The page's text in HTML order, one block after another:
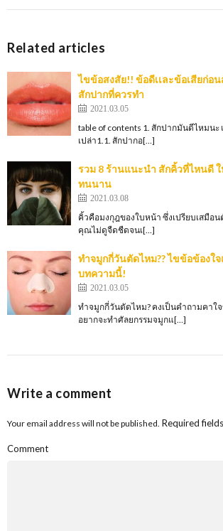
Related articles
ไขข้อสงสัย!! ข้อดีเเละข้อเสียก่อ
สักปากที่ควรทำ
2021.03.05
table of contents 1. สักปากมันดีไหมน
เปล่า1.1. สักปากอ[…]
รวม 8 ร้านแนะนำ สักคิ้วที่ไหนดี
ทนนาน
2021.03.08
คิ้วคือมงกุฎของใบหน้า ซึ่งเปรียบเสมือ
คุณไม่ดูจืดชืดจนเ[…]
ทำจมูกกี่วันตัดไหม?? ไขข้อข้องใ
บทความนี้!
2021.03.05
ทำจมูกกี่วันตัดไหม? คงเป็นคำถามคาใ
อยากจะทำศัลยกรรมจมูกแ[…]
Write a comment
Your email address will not be published. Required
Comment